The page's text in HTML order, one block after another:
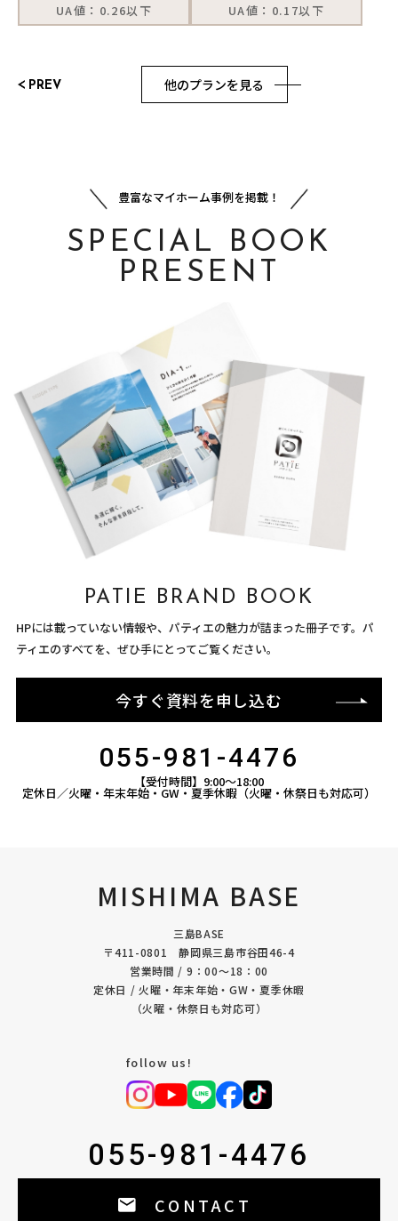
UA値：0.26以下 UA値：0.17以下
PREV 他のプランを見る
豊富なマイホーム事例を掲載！
SPECIAL BOOK
PRESENT
PATIE BRAND BOOK
HPには載っていない情報や、パティエの魅力が詰まった冊子です。パ
ティエのすべてを、ぜひ手にとってご覧ください。
今すぐ資料を申し込む
055-981-4476
【受付時間】9:00〜18:00
定休日／火曜・年末年始・GW・夏季休暇（火曜・休祭日も対応可）
MISHIMA BASE
三島BASE
〒411-0801 静岡県三島市谷田46-4
営業時間 / 9：00〜18：00
定休日 / 火曜・年末年始・GW・夏季休暇
（火曜・休祭日も対応可）
follow us!
055-981-4476
CONTACT